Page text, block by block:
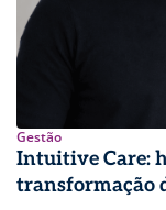
Gestão
Intuitive Care:
transformação